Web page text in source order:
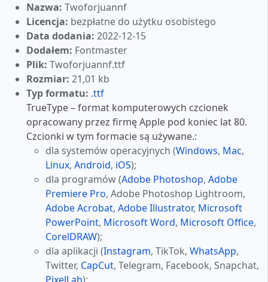
Nazwa: Twoforjuannf
Licencja: bezpłatne do użytku osobistego
Data dodania: 2022-12-15
Dodałem: Fontmaster
Plik: Twoforjuannf.ttf
Rozmiar: 21,01 kb
Typ formatu: .ttf
TrueType – format komputerowych czcionek
opracowany przez firmę Apple pod koniec lat 80.
Czcionki w tym formacie są używane.:
dla systemów operacyjnych (Windows, Mac,
Linux, Android, iOS);
dla programów (Adobe Photoshop, Adobe
Premiere Pro, Adobe Photoshop Lightroom,
Adobe Acrobat, Adobe Illustrator, Microsoft
PowerPoint, Microsoft Word, Microsoft Office,
CorelDRAW);
dla aplikacji (Instagram, TikTok, WhatsApp,
Twitter, CapCut, Telegram, Facebook, Snapchat,